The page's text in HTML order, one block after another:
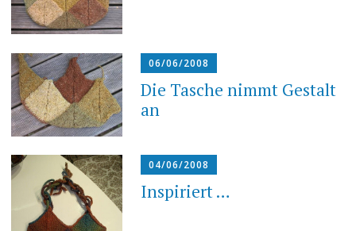
06/06/2008
Die Tasche nimmt Gestalt
an
04/06/2008
Inspiriert …